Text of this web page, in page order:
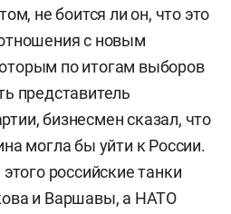
не боится ли он, что это
с новым
по итогам выборов
представитель
бизнесмен сказал, что
могла бы уйти к России.
российские танки
и Варшавы, а НАТО